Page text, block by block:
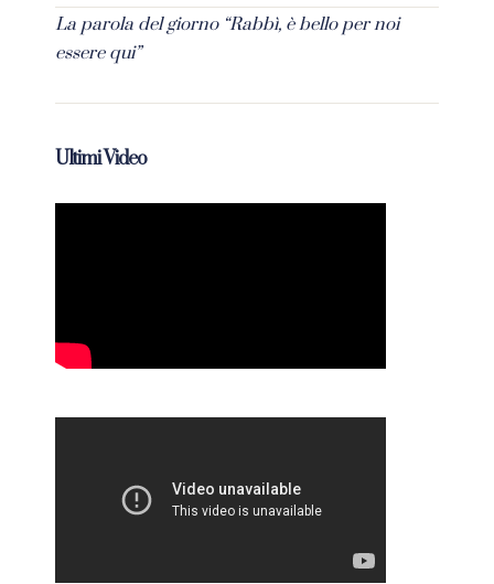
La parola del giorno “Rabbì, è bello per noi
essere qui”
Ultimi Video